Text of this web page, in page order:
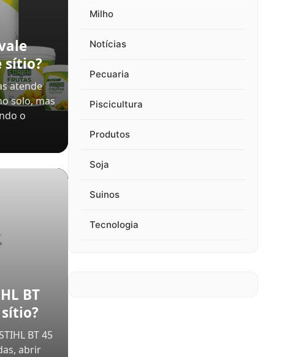
sítio?
atende
solo, mas
o
BT
BT 45
abrir
Milho
Notícias
Pecuaria
Piscicultura
Produtos
Soja
Suinos
Tecnologia